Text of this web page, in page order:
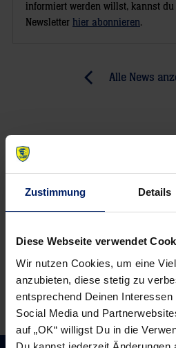
Zustimmung Details
Diese Webseite verwendet
Wir nutzen Cookies, um eine
anzubieten, diese stetig zu
entsprechend Deinen
Social Media und
auf „OK“ willigst Du in die
informiert werden willst, kannst du
Newsletter hier abonnieren.
Alle News